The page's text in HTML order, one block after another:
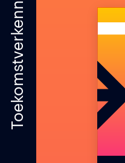
Toekomstverkenningen